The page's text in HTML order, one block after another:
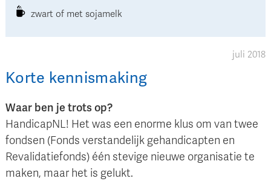
zwart of met sojamelk
juli 2018
Korte kennismaking
Waar ben je trots op?
HandicapNL! Het was een enorme klus om van twee
fondsen (Fonds verstandelijk gehandicapten en
Revalidatiefonds) één stevige nieuwe organisatie te
maken, maar het is gelukt.